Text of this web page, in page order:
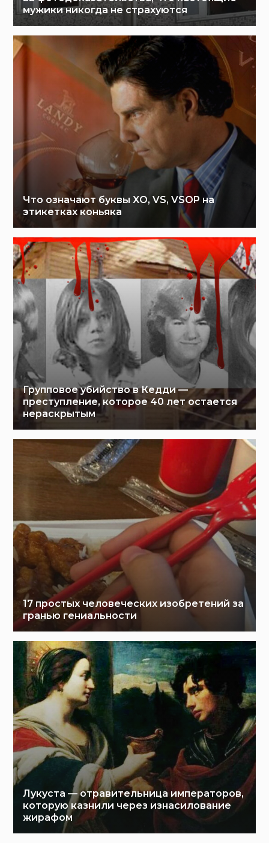
мужики никогда не страхуются
Что означают буквы XO, VS, VSOP на
этикетках коньяка
Групповое убийство в Кедди —
преступление, которое 40 лет остается
нераскрытым
17 простых человеческих изобретений за
гранью гениальности
Лукуста — отравительница императоров,
которую казнили через изнасилование
жирафом